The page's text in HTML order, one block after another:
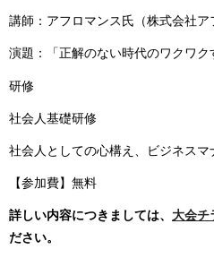
講師：アフロマンス氏（株式会社ア
演題：「正解のない時代のワクワク
研修
社会人基礎研修
社会人としての心構え、ビジネスマ
【参加費】無料
詳しい内容につきましては、 大会チ
ださい。